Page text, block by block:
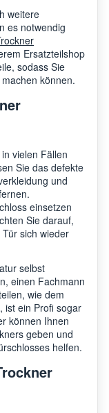
weitere
es notwendig
Ersatzteilshop
sodass Sie
können.
vielen Fällen
Sie das defekte
und
einsetzen
Sie darauf,
sich wieder
selbst
einen Fachmann
wie dem
, ist ein Profi sogar
können Ihnen
geben und
helfen.